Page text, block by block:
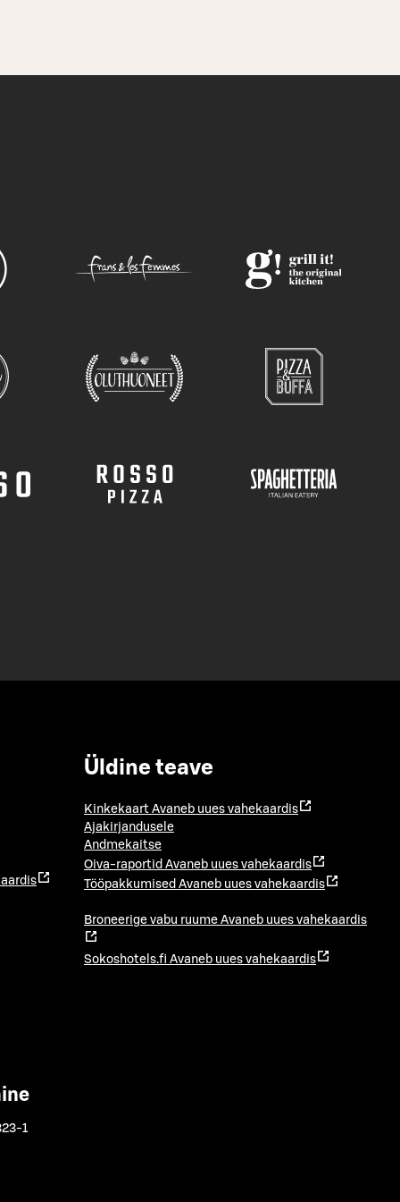
Üldine teave
Kinkekaart Avaneb uues vahekaardis
Ajakirjandusele
Andmekaitse
Oiva-raportid Avaneb uues vahekaardis
Tööpakkumised Avaneb uues vahekaardis
Broneerige vabu ruume Avaneb uues vahekaardis
Sokoshotels.fi Avaneb uues vahekaardis
1